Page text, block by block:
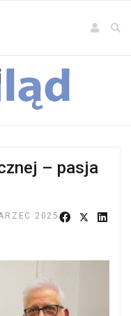
– pasja
2025